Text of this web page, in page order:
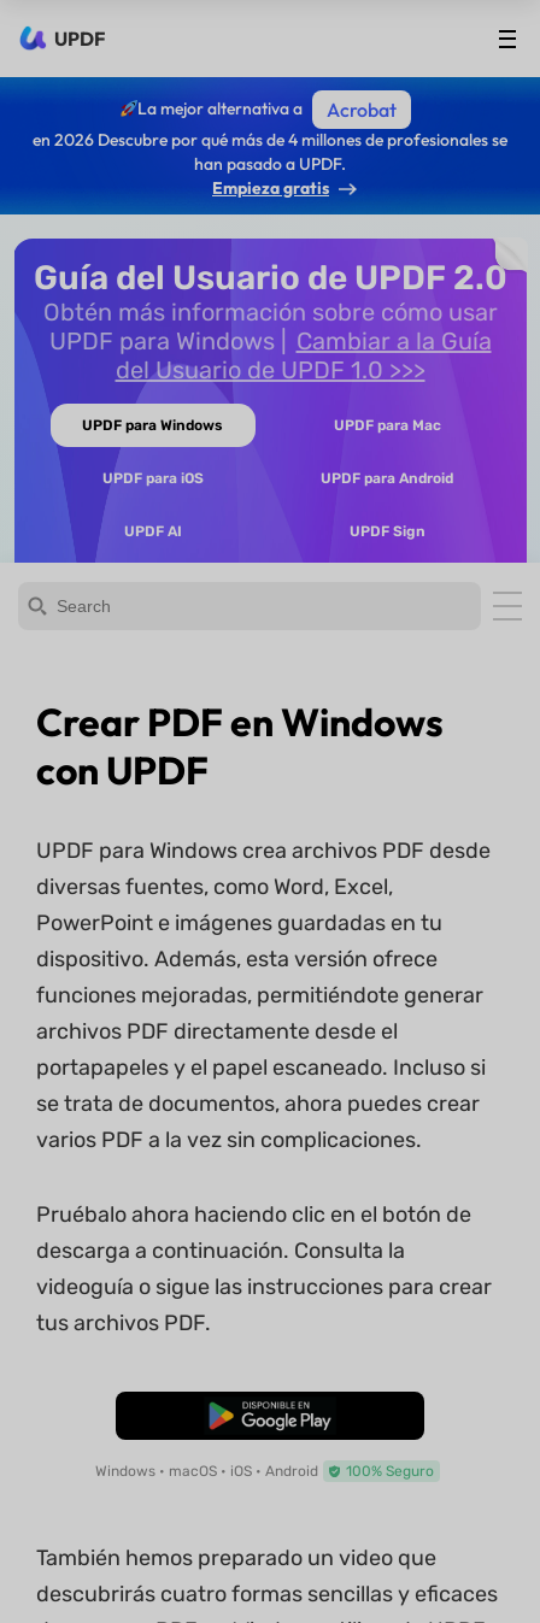
UPDF
La mejor alternativa a Acrobat
en 2026 Descubre por qué más de 4 millones de profesionales se
han pasado a UPDF.
Empieza gratis
Guía del Usuario de UPDF 2.0
Obtén más información sobre cómo usar
UPDF para Windows
Cambiar a la Guía
del Usuario de UPDF 1.0 >>>
UPDF para Windows UPDF para Mac
UPDF para iOS UPDF para Android
UPDF AI UPDF Sign
Crear PDF en Windows
con UPDF
UPDF para Windows crea archivos PDF desde
diversas fuentes, como Word, Excel,
PowerPoint e imágenes guardadas en tu
dispositivo. Además, esta versión ofrece
funciones mejoradas, permitiéndote generar
archivos PDF directamente desde el
portapapeles y el papel escaneado. Incluso si
se trata de documentos, ahora puedes crear
varios PDF a la vez sin complicaciones.
Pruébalo ahora haciendo clic en el botón de
descarga a continuación. Consulta la
videoguía o sigue las instrucciones para crear
tus archivos PDF.
Descarga Gratuita
Windows • macOS • iOS • Android 100% Seguro
También hemos preparado un video que
descubrirás cuatro formas sencillas y eficaces